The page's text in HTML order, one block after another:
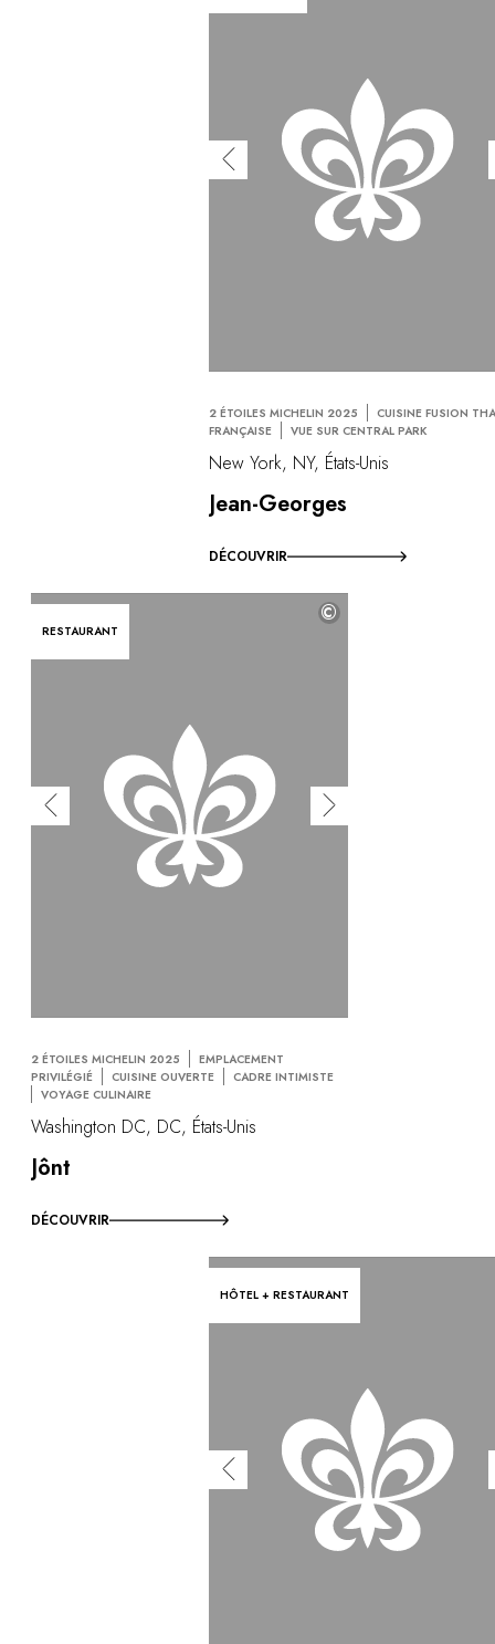
2 ÉTOILES MICHELIN 2025
CUISINE FUSION
FRANÇAISE
VUE SUR CENTRAL PARK
New York, NY, États-Unis
Jean-Georges
DÉCOUVRIR
RESTAURANT
©
2 ÉTOILES MICHELIN 2025
EMPLACEMENT
PRIVILÉGIÉ
CUISINE OUVERTE
CADRE INTIMISTE
VOYAGE CULINAIRE
Washington DC, DC, États-Unis
Jônt
DÉCOUVRIR
HÔTEL + RESTAURANT